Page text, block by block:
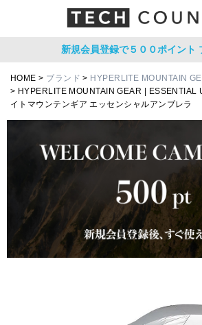
新規会員登録で５００ポイント
HOME ブランド
HYPERLITE MOUNTAIN
HYPERLITE MOUNTAIN GEAR | ESSENTIAL
イトマウンテンギア エッセンシャルアンブレラ